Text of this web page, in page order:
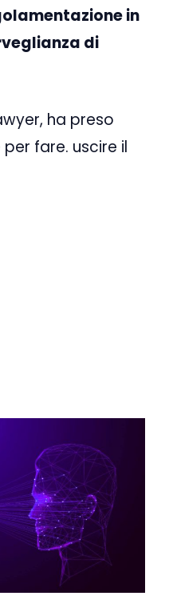
in
di
ha preso
fare. uscire il